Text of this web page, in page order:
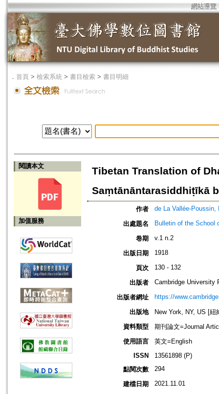
網站導覽
． 首頁 > 檢索系統 > 書目檢索 > 書目明細
閱讀本文
加值服務
Tibetan Translation of
Saṃtānāntarasiddhiṭīkā
作者 de La Vallée-Poussin,
出處題名 Bulletin of the School
卷期 v.1 n.2
出版日期 1918
頁次 130 - 132
出版者 Cambridge University
出版者網址 https://
出版地
New York, NY, US [
資料類型
期刊論文=Journal
使用語言
英文=English
ISSN
13561898 (P)
點閱次數
294
建檔日期 2021.11.01